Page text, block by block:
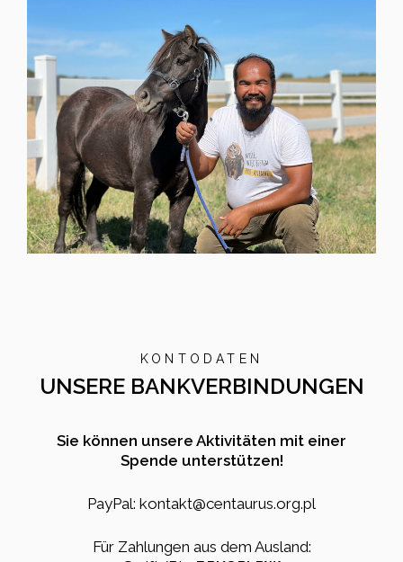
KONTODATEN
UNSERE BANKVERBINDUNGEN
Sie können unsere Aktivitäten mit einer
Spende unterstützen!
PayPal: kontakt@centaurus.org.pl
Für Zahlungen aus dem Ausland: